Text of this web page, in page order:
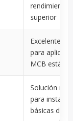
rendimiento
superior
Excelente
para
MCB
Solución
para
básicas de